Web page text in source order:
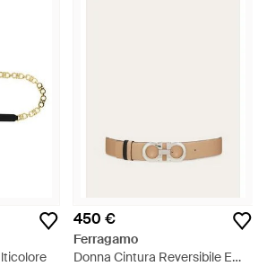
450 €
Ferragamo
Donna Cintura Reversibile E